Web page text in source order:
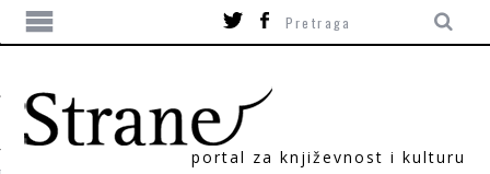
portal za književnost i kulturu